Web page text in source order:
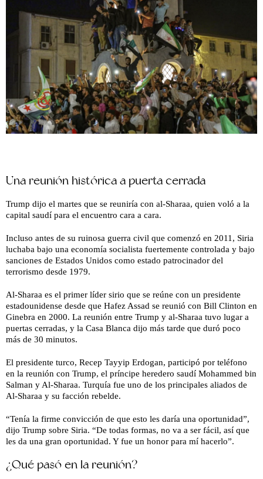
Una reunión histórica a puerta cerrada
Trump dijo el martes que se reuniría con al-Sharaa, quien voló a la
capital saudí para el encuentro cara a cara.
Incluso antes de su ruinosa guerra civil que comenzó en 2011, Siria
luchaba bajo una economía socialista fuertemente controlada y bajo
sanciones de Estados Unidos como estado patrocinador del
terrorismo desde 1979.
Al-Sharaa es el primer líder sirio que se reúne con un presidente
estadounidense desde que Hafez Assad se reunió con Bill Clinton en
Ginebra en 2000. La reunión entre Trump y al-Sharaa tuvo lugar a
puertas cerradas, y la Casa Blanca dijo más tarde que duró poco
más de 30 minutos.
El presidente turco, Recep Tayyip Erdogan, participó por teléfono
en la reunión con Trump, el príncipe heredero saudí Mohammed bin
Salman y Al-Sharaa. Turquía fue uno de los principales aliados de
Al-Sharaa y su facción rebelde.
“Tenía la firme convicción de que esto les daría una oportunidad”,
dijo Trump sobre Siria. “De todas formas, no va a ser fácil, así que
les da una gran oportunidad. Y fue un honor para mí hacerlo”.
¿Qué pasó en la reunión?